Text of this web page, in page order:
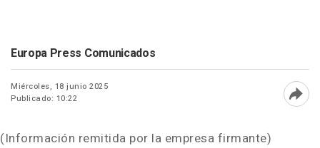
Europa Press Comunicados
Miércoles, 18 junio 2025
Publicado: 10:22
(Información remitida por la empresa firmante)